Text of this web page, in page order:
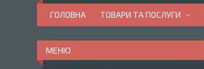
ГОЛОВНА ТОВАРИ ТА ПОСЛУГИ